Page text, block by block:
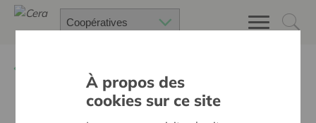
À propos des
cookies sur ce site